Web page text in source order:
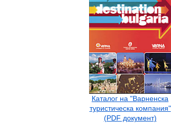
Каталог на "Варненска
туристическа компания"
(PDF документ)